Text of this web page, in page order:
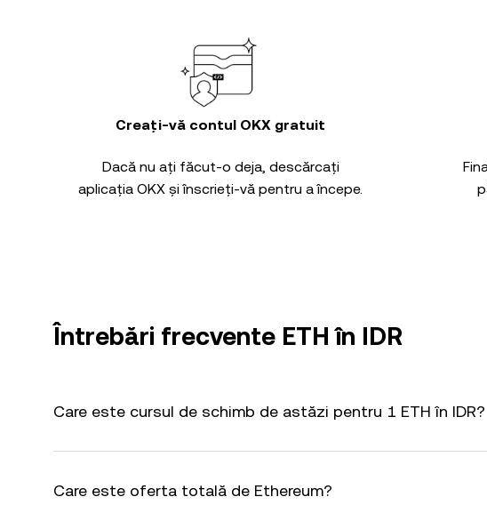
Creați-vă contul OKX gratuit
Dacă nu ați făcut-o deja, descărcați
aplicația OKX și înscrieți-vă pentru a începe.
Întrebări frecvente ETH în IDR
Care este cursul de schimb de astăzi pentru 1 ETH în IDR?
Care este oferta totală de Ethereum?